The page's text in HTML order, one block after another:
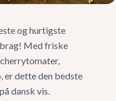
og hurtigste
Med friske
er dette den bedste
dansk vis.